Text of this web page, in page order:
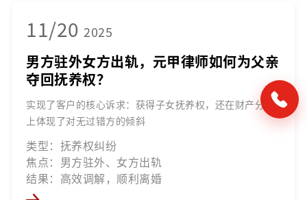
11/20 2025
男方驻外女方出轨，元甲律师如何为父亲
夺回抚养权？
实现了客户的核心诉求：获得子女抚养权，还在财产分割
上体现了对无过错方的倾斜
类型：抚养权纠纷
焦点：男方驻外、女方出轨
结果：高效调解，顺利离婚